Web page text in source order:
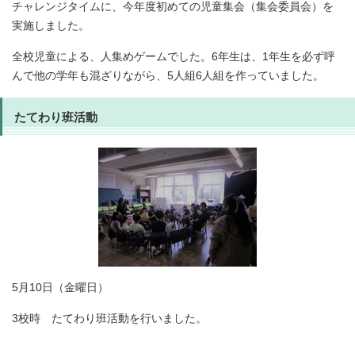
チャレンジタイムに、今年度初めての児童集会（集会委員会）を
実施しました。
全校児童による、人集めゲームでした。6年生は、1年生を必ず呼
んで他の学年も混ざりながら、5人組6人組を作っていました。
たてわり班活動
5月10日（金曜日）
3校時 たてわり班活動を行いました。